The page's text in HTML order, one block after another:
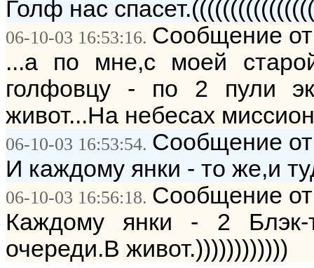
Голф нас
06-10-03 16:53:16. Сообщение
...а по мне,с моей
голфовцу - по 2 пули
живот...На небесах
06-10-03 16:53:54. Сообщение
И каждому янки - то же,и
06-10-03 16:56:18. Сообщение
Каждому янки - 2
очереди.В живот.))))))))))))